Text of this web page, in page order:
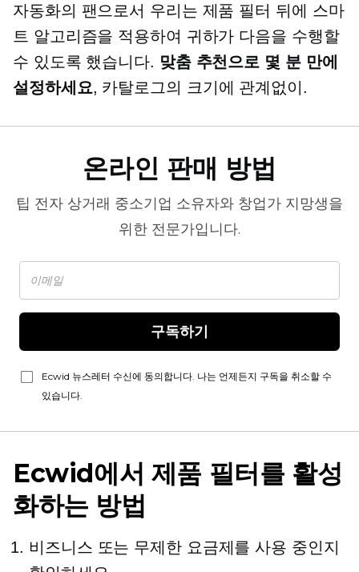
자동화의 팬으로서 우리는 제품 필터 뒤에 스마
트 알고리즘을 적용하여 귀하가 다음을 수행할
수 있도록 했습니다. 맞춤 추천으로 몇 분 만에
설정하세요, 카탈로그의 크기에 관계없이.
온라인 판매 방법
팁 전자 상거래 중소기업 소유자와 창업가 지망생을
위한 전문가입니다.
구독하기
Ecwid 뉴스레터 수신에 동의합니다. 나는 언제든지 구독을 취소할 수
있습니다.
Ecwid에서 제품 필터를 활성
화하는 방법
비즈니스 또는 무제한 요금제를 사용 중인지